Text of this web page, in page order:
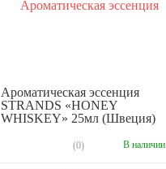
Ароматическая эссенция
STRANDS «HONEY
WHISKEY» 25мл (Швеция)
(0) В наличии